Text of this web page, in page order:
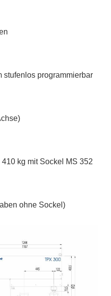
stufenlos programmierbar
kg mit Sockel MS 352
ohne Sockel)